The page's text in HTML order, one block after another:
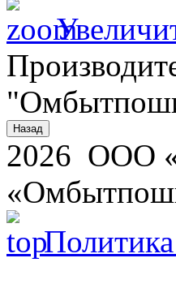
2026 ООО